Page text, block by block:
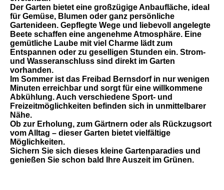
Der Garten bietet eine großzügige Anbaufläche, ideal
für Gemüse, Blumen oder ganz persönliche
Gartenideen. Gepflegte Wege und liebevoll angelegte
Beete schaffen eine angenehme Atmosphäre. Eine
gemütliche Laube mit viel Charme lädt zum
Entspannen oder zu geselligen Stunden ein. Strom-
und Wasseranschluss sind direkt im Garten
vorhanden.
Im Sommer ist das Freibad Bernsdorf in nur wenigen
Minuten erreichbar und sorgt für eine willkommene
Abkühlung. Auch verschiedene Sport- und
Freizeitmöglichkeiten befinden sich in unmittelbarer
Nähe.
Ob zur Erholung, zum Gärtnern oder als Rückzugsort
vom Alltag – dieser Garten bietet vielfältige
Möglichkeiten.
Sichern Sie sich dieses kleine Gartenparadies und
genießen Sie schon bald Ihre Auszeit im Grünen.